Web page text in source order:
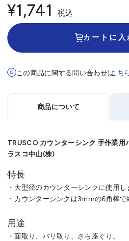
¥1,741 税込
カートに入
この商品に関する問い合わせはこち
商品について
TRUSCO カウンターシンク 手作業
ラスコ中山(株)
特長
・大型径のカウンターシンクに使用し
・カウンターシンクは3mmの6角棒で
用途
・面取り、バリ取り、さら座ぐり。